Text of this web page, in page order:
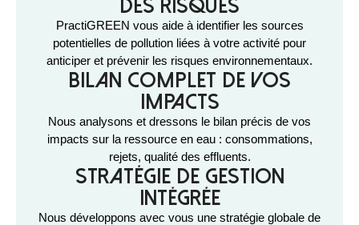
des risques
PractiGREEN vous aide à identifier les sources
potentielles de pollution liées à votre activité pour
anticiper et prévenir les risques environnementaux.
Bilan complet de vos
impacts
Nous analysons et dressons le bilan précis de vos
impacts sur la ressource en eau : consommations,
rejets, qualité des effluents.
Stratégie de gestion
intégrée
Nous développons avec vous une stratégie globale de